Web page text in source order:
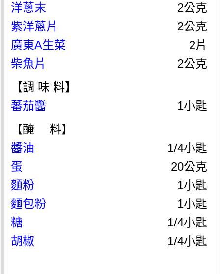
洋蔥末
2公克
紫洋蔥片
2公克
廣東A生菜
2片
柴魚片
2公克
【調 味 料】
蕃茄醬
1小匙
【醃 料】
醬油
1/4小匙
蛋
20公克
麵粉
1小匙
麵包粉
1小匙
糖
1/4小匙
胡椒
1/4小匙